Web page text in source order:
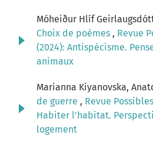
Móheiður Hlíf
Choix de poèmes , Revue
(2024): Antispécisme.
animaux
Marianna Kiyanovska,
de guerre , Revue
Habiter l'habitat.
logement